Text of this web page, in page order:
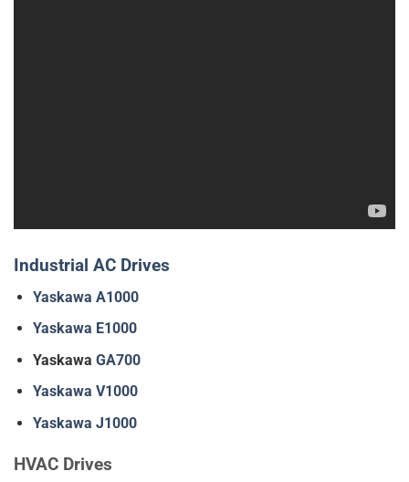
Industrial AC Drives
Yaskawa A1000
Yaskawa E1000
Yaskawa GA700
Yaskawa V1000
Yaskawa J1000
HVAC Drives